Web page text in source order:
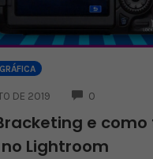
DE 2019 0
e
no Lightroom